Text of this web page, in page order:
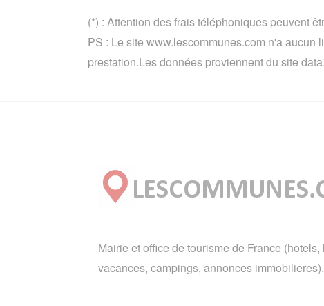
(*) : Attention des frais téléphoniques peuvent
PS : Le site www.lescommunes.com n'a aucun
prestation.Les données proviennent du site
Mairie et office de tourisme de France
vacances, campings, annonces immobilieres).